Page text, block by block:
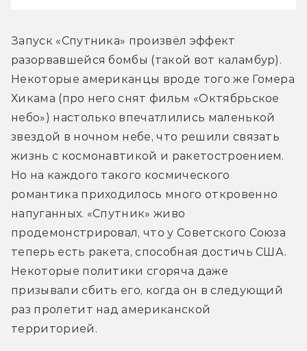
Запуск «Спутника» произвёл эффект
разорвавшейся бомбы (такой вот каламбур).
Некоторые американцы вроде того же Гомера
Хикама (про него снят фильм «Октябрьское
небо») настолько впечатлились маленькой
звездой в ночном небе, что решили связать
жизнь с космонавтикой и ракетостроением.
Но на каждого такого космического
романтика приходилось много откровенно
напуганных. «Спутник» живо
продемонстрировал, что у Советского Союза
теперь есть ракета, способная достичь США.
Некоторые политики сгоряча даже
призывали сбить его, когда он в следующий
раз пролетит над американской
территорией.